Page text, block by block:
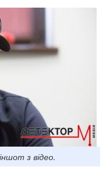
з відео.